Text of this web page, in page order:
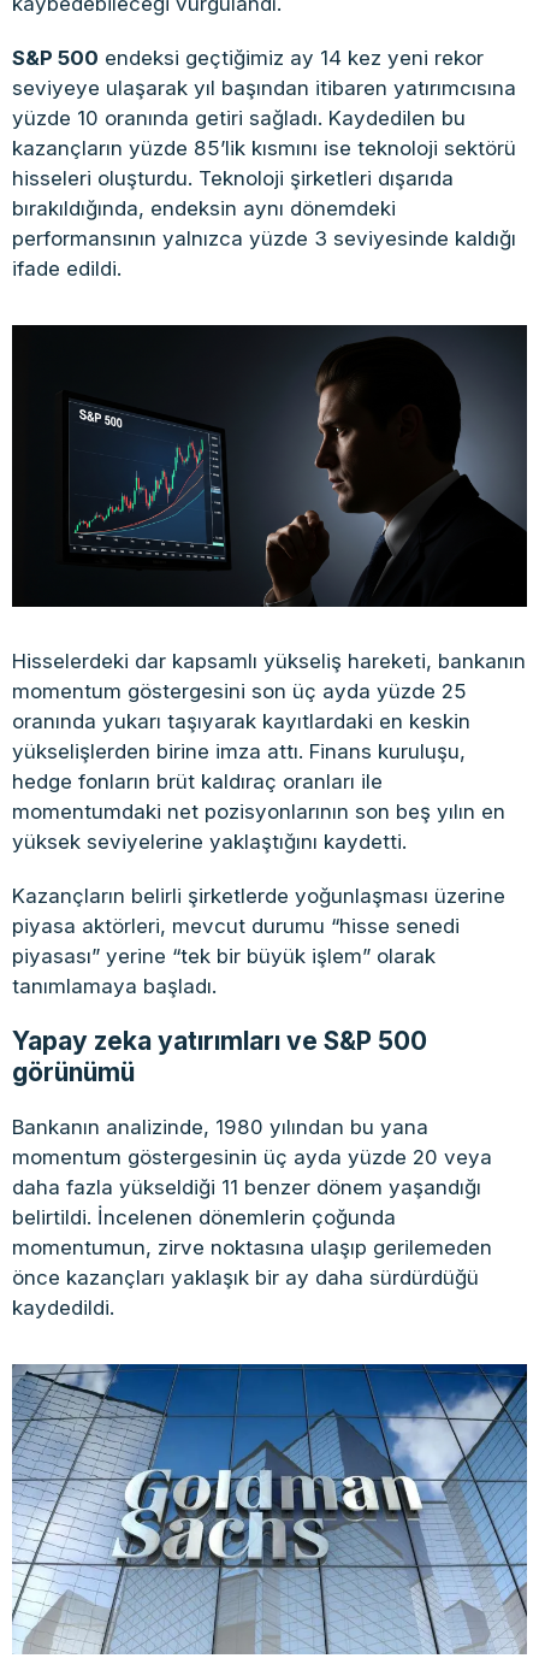
S&P 500 endeksi geçtiğimiz ay 14 kez yeni rekor
seviyeye ulaşarak yıl başından itibaren yatırımcısına
yüzde 10 oranında getiri sağladı. Kaydedilen bu
kazançların yüzde 85’lik kısmını ise teknoloji sektörü
hisseleri oluşturdu. Teknoloji şirketleri dışarıda
bırakıldığında, endeksin aynı dönemdeki
performansının yalnızca yüzde 3 seviyesinde kaldığı
ifade edildi.
Hisselerdeki dar kapsamlı yükseliş hareketi, bankanın
momentum göstergesini son üç ayda yüzde 25
oranında yukarı taşıyarak kayıtlardaki en keskin
yükselişlerden birine imza attı. Finans kuruluşu,
hedge fonların brüt kaldıraç oranları ile
momentumdaki net pozisyonlarının son beş yılın en
yüksek seviyelerine yaklaştığını kaydetti.
Kazançların belirli şirketlerde yoğunlaşması üzerine
piyasa aktörleri, mevcut durumu “hisse senedi
piyasası” yerine “tek bir büyük işlem” olarak
tanımlamaya başladı.
Yapay zeka yatırımları ve S&P 500
görünümü
Bankanın analizinde, 1980 yılından bu yana
momentum göstergesinin üç ayda yüzde 20 veya
daha fazla yükseldiği 11 benzer dönem yaşandığı
belirtildi. İncelenen dönemlerin çoğunda
momentumun, zirve noktasına ulaşıp gerilemeden
önce kazançları yaklaşık bir ay daha sürdürdüğü
kaydedildi.